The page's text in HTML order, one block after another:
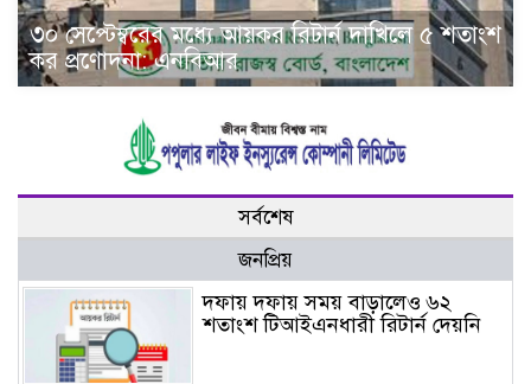
৩০ সেপ্টেম্বরের মধ্যে আয়কর রিটার্ন দাখিলে ৫ শতাংশ
কর প্রণোদনা: এনবিআর
সর্বশেষ
জনপ্রিয়
দফায় দফায় সময় বাড়ালেও ৬২
শতাংশ টিআইএনধারী রিটার্ন দেয়নি